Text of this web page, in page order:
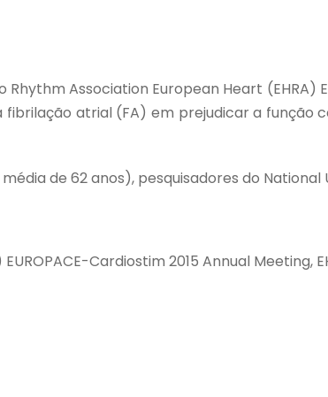
Association European Heart (EHRA)
fibrilação atrial (FA) em prejudicar a
de 62 anos), pesquisadores do National
Cardiostim 2015 Annual Meeting,